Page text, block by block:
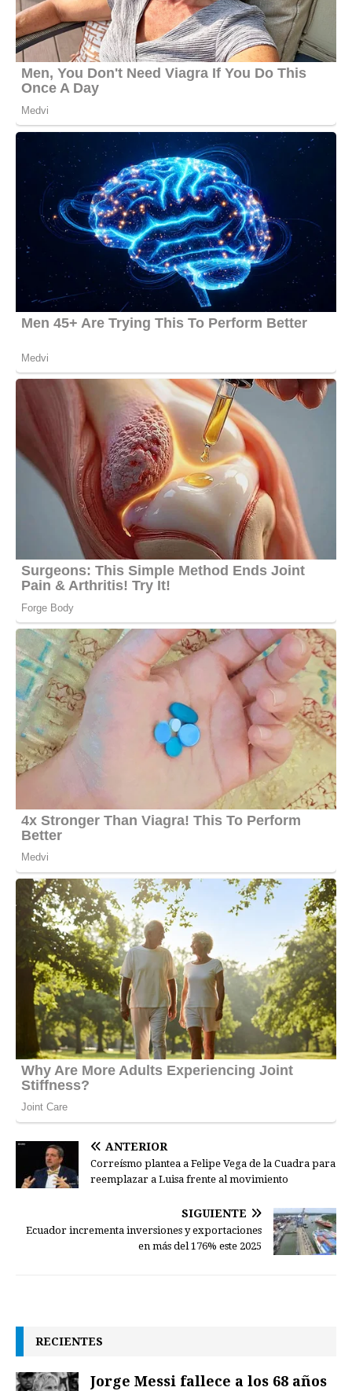
ANTERIOR
Correísmo plantea a Felipe Vega de la Cuadra para
reemplazar a Luisa frente al movimiento
SIGUIENTE
Ecuador incrementa inversiones y exportaciones
en más del 176% este 2025
RECIENTES
Jorge Messi fallece a los 68 años